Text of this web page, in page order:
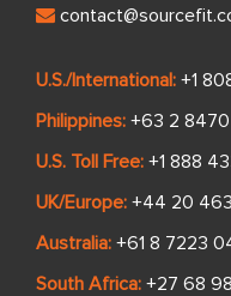
U.S./International: +1
Philippines: +63 2
U.S. Toll Free: +1 888
UK/Europe: +44 20
Australia: +61 8 7223
South Africa: +27 68